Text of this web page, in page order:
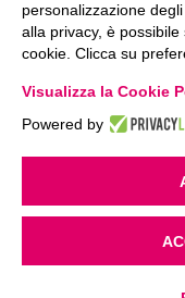
WHISTLEBLOWING
POLITICA
Società soggetta a
personalizzazione
alla privacy, è
cookie. Clicca su
Visualizza la Cookie
Powered by